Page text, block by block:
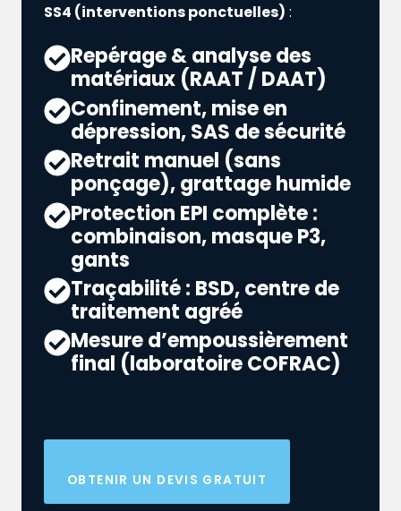
SS4 (interventions ponctuelles) :
Repérage & analyse des
matériaux (RAAT / DAAT)
Confinement, mise en
dépression, SAS de sécurité
Retrait manuel (sans
ponçage), grattage humide
Protection EPI complète :
combinaison, masque P3,
gants
Traçabilité : BSD, centre de
traitement agréé
Mesure d’empoussièrement
final (laboratoire COFRAC)
OBTENIR UN DEVIS GRATUIT